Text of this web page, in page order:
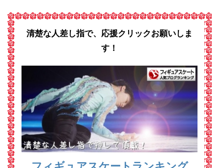
清楚な人差し指で、応援クリックお願いしま
す！